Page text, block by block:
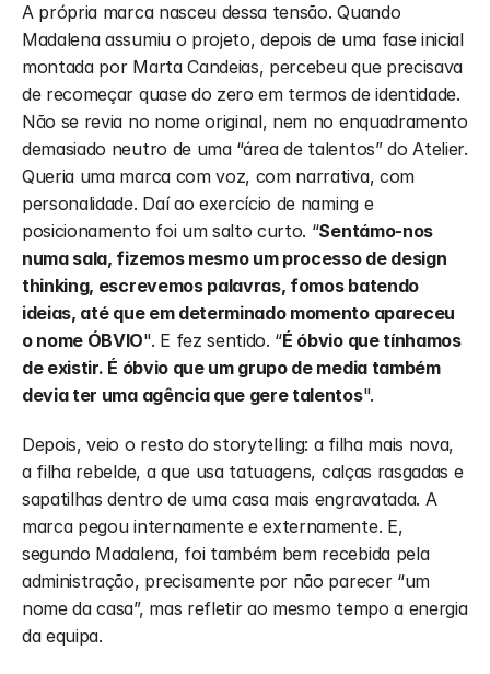
A própria marca nasceu dessa tensão. Quando
Madalena assumiu o projeto, depois de uma fase inicial
montada por Marta Candeias, percebeu que precisava
de recomeçar quase do zero em termos de identidade.
Não se revia no nome original, nem no enquadramento
demasiado neutro de uma “área de talentos” do Atelier.
Queria uma marca com voz, com narrativa, com
personalidade. Daí ao exercício de naming e
posicionamento foi um salto curto. “Sentámo-nos
numa sala, fizemos mesmo um processo de design
thinking, escrevemos palavras, fomos batendo
ideias, até que em determinado momento apareceu
o nome ÓBVIO". E fez sentido. “É óbvio que tínhamos
de existir. É óbvio que um grupo de media também
devia ter uma agência que gere talentos".
Depois, veio o resto do storytelling: a filha mais nova,
a filha rebelde, a que usa tatuagens, calças rasgadas e
sapatilhas dentro de uma casa mais engravatada. A
marca pegou internamente e externamente. E,
segundo Madalena, foi também bem recebida pela
administração, precisamente por não parecer “um
nome da casa”, mas refletir ao mesmo tempo a energia
da equipa.